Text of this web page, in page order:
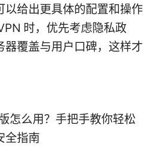
以给出更具体的配置和操作
时，优先考虑隐私政
器覆盖与用户口碑，这样才
怎么用？手把手教你轻松
全指南